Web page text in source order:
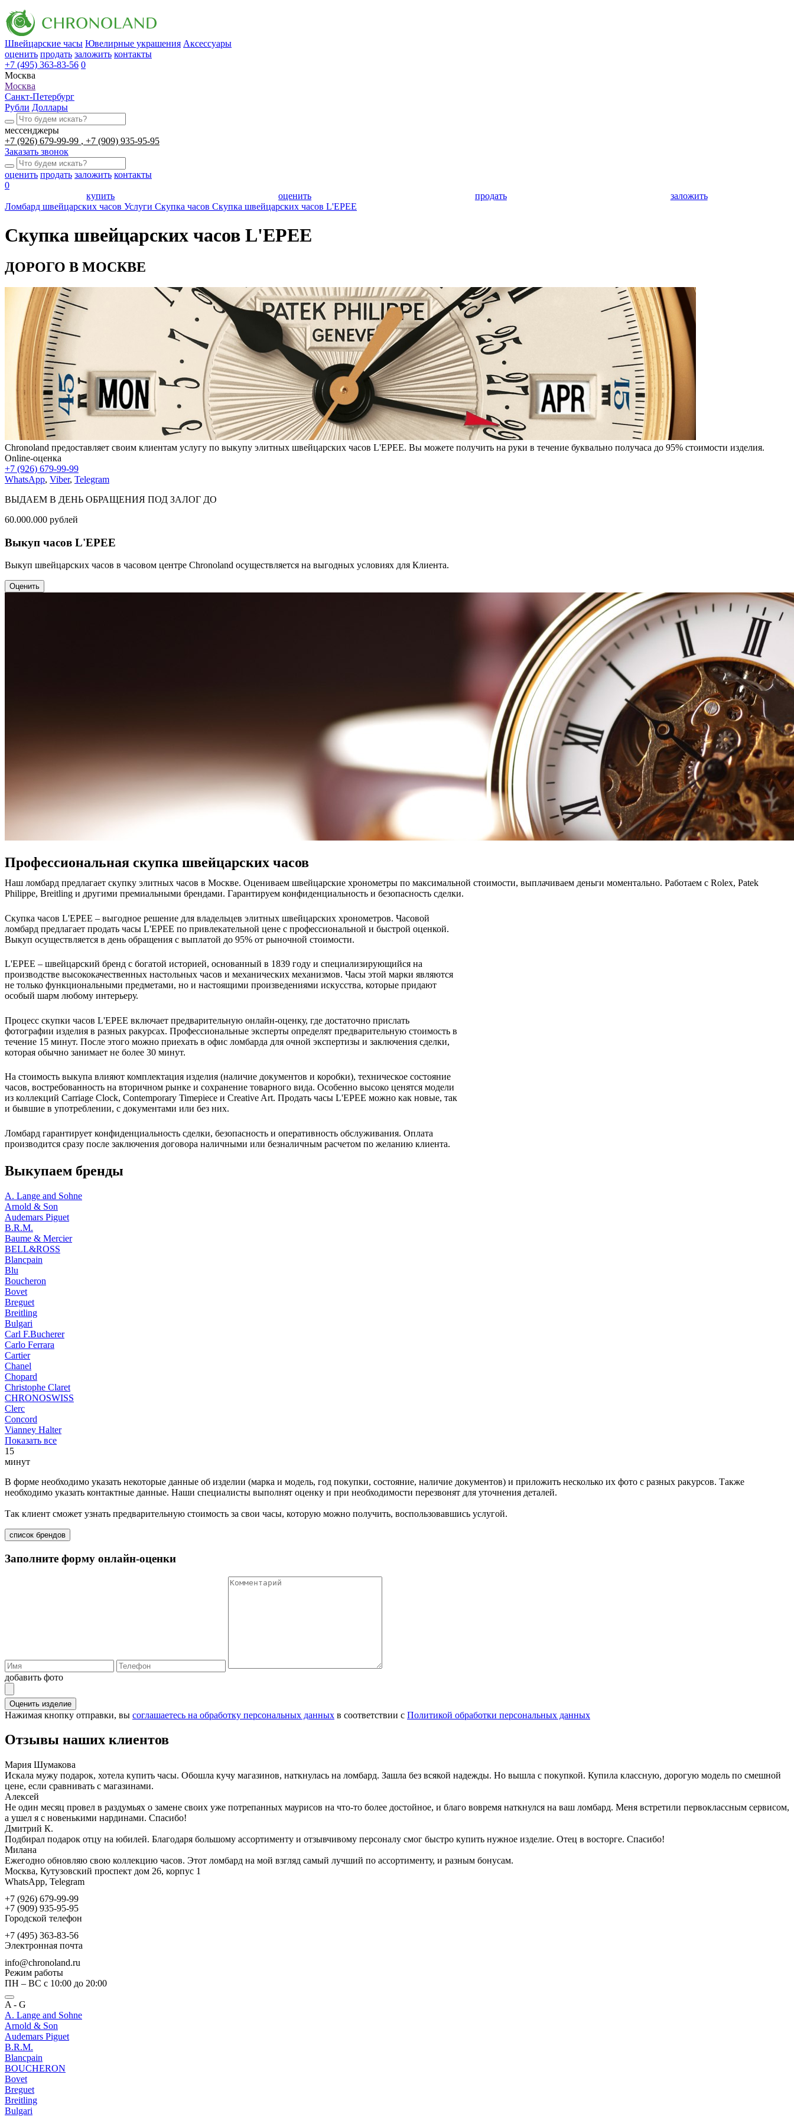
Швейцарские часы Ювелирные украшения Аксессуары
оценить продать заложить контакты
+7 (495) 363-83-56 0
Москва
Москва
Санкт-Петербург
Рубли Доллары
мессенджеры
+7 (926) 679-99-99
+7 (909) 935-95-95
Заказать звонок
оценить продать заложить контакты
0
купить
оценить продать
заложить
Ломбард швейцарских часов Услуги Скупка часов Скупка швейцарских часов L'EPEE
Скупка швейцарских часов L'EPEE
ДОРОГО В МОСКВЕ
Chronoland предоставляет своим клиентам услугу по выкупу элитных швейцарских часов L'EPEE. Вы можете получить на руки в течение буквально получаса до 95% стоимости изделия.
Online-оценка
+7 (926) 679-99-99
WhatsApp, Viber, Telegram
ВЫДАЕМ В ДЕНЬ ОБРАЩЕНИЯ ПОД ЗАЛОГ ДО
60.000.000 рублей
Выкуп часов L'EPEE
Выкуп швейцарских часов в часовом центре Chronoland осуществляется на выгодных условиях для Клиента.
Оценить
Профессиональная скупка швейцарских часов
Наш ломбард предлагает скупку элитных часов в Москве. Оцениваем швейцарские хронометры по максимальной стоимости, выплачиваем деньги моментально. Работаем с Rolex, Patek
Philippe, Breitling и другими премиальными брендами. Гарантируем конфиденциальность и безопасность сделки.
Скупка часов L'EPEE – выгодное решение для владельцев элитных швейцарских хронометров. Часовой
ломбард предлагает продать часы L'EPEE по привлекательной цене с профессиональной и быстрой оценкой.
Выкуп осуществляется в день обращения с выплатой до 95% от рыночной стоимости.
L'EPEE – швейцарский бренд с богатой историей, основанный в 1839 году и специализирующийся на
производстве высококачественных настольных часов и механических механизмов. Часы этой марки являются
не только функциональными предметами, но и настоящими произведениями искусства, которые придают
особый шарм любому интерьеру.
Процесс скупки часов L'EPEE включает предварительную онлайн-оценку, где достаточно прислать
фотографии изделия в разных ракурсах. Профессиональные эксперты определят предварительную стоимость в
течение 15 минут. После этого можно приехать в офис ломбарда для очной экспертизы и заключения сделки,
которая обычно занимает не более 30 минут.
На стоимость выкупа влияют комплектация изделия (наличие документов и коробки), техническое состояние
часов, востребованность на вторичном рынке и сохранение товарного вида. Особенно высоко ценятся модели
из коллекций Carriage Clock, Contemporary Timepiece и Creative Art. Продать часы L'EPEE можно как новые, так
и бывшие в употреблении, с документами или без них.
Ломбард гарантирует конфиденциальность сделки, безопасность и оперативность обслуживания. Оплата
производится сразу после заключения договора наличными или безналичным расчетом по желанию клиента.
Выкупаем бренды
A. Lange and Sohne
Arnold & Son
Audemars Piguet
B.R.M.
Baume & Mercier
BELL&ROSS
Blancpain
Blu
Boucheron
Bovet
Breguet
Breitling
Bulgari
Carl F.Bucherer
Carlo Ferrara
Cartier
Chanel
Chopard
Christophe Claret
CHRONOSWISS
Clerc
Concord
Vianney Halter
Показать все
15
минут
В форме необходимо указать некоторые данные об изделии (марка и модель, год покупки, состояние, наличие документов) и приложить несколько их фото с разных ракурсов. Также
необходимо указать контактные данные. Наши специалисты выполнят оценку и при необходимости перезвонят для уточнения деталей.
Так клиент сможет узнать предварительную стоимость за свои часы, которую можно получить, воспользовавшись услугой.
список брендов
Заполните форму онлайн-оценки
добавить фото
Оценить изделие
Нажимая кнопку отправки, вы соглашаетесь на обработку персональных данных в соответствии с Политикой обработки персональных данных
Отзывы наших клиентов
Мария Шумакова
Искала мужу подарок, хотела купить часы. Обошла кучу магазинов, наткнулась на ломбард. Зашла без всякой надежды. Но вышла с покупкой. Купила классную, дорогую модель по смешной
цене, если сравнивать с магазинами.
Алексей
Не один месяц провел в раздумьях о замене своих уже потрепанных маурисов на что-то более достойное, и благо вовремя наткнулся на ваш ломбард. Меня встретили первоклассным сервисом,
а ушел я с новенькими нардинами. Спасибо!
Дмитрий К.
Подбирал подарок отцу на юбилей. Благодаря большому ассортименту и отзывчивому персоналу смог быстро купить нужное изделие. Отец в восторге. Спасибо!
Милана
Ежегодно обновляю свою коллекцию часов. Этот ломбард на мой взгляд самый лучший по ассортименту, и разным бонусам.
Москва, Кутузовский проспект дом 26, корпус 1
WhatsApp, Telegram
+7 (926) 679-99-99
+7 (909) 935-95-95
Городской телефон
+7 (495) 363-83-56
Электронная почта
info@chronoland.ru
Режим работы
ПН – ВС с 10:00 до 20:00
A - G
A. Lange and Sohne
Arnold & Son
Audemars Piguet
B.R.M.
Blancpain
BOUCHERON
Bovet
Breguet
Breitling
Bulgari